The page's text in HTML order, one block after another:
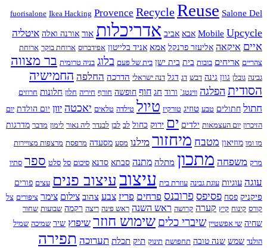
fuorisalone Ikea Hacking Provence Recycle Reuse Salone Del
Mobile Upcycle אבא אביב אדריכלות אור אורנה ואלה איטליה
איים איקאה אליעזר פרנקל אמא אניד בלייטון אפידברוס ארוחת בוקר ארוחת
צהריים אריחים בובות בית בית ישן בית של פעם בלוג בניה טרומית בר מצווה
גבינה גובלן גוון גינה דבש דג דגל דנה ישראלי הדרכה החלפה החמישיה
הסודית הפלגה ווינטג` ורוד חג חוף חופשה חורף חיריה חלון חלונות חרוזים
חתול חתולים טבע טוזיג טורקיז טיול טילדה טלאים יאכטה יוון יום הולדת יום
הזיכרון יום העצמאות ילדים ים ירוק כחול לב לבן לבנדר ליה נאור לימון מדבר מדרגות
מו ומו מוזיאון מטבח מיחזור מילנו מסע מסעדה מרפסת מרצפות מצויירות
מרק משפחה מתכון מתלה מתנה סבתא סדנא סיכום סל סלט ספר סתיו
עוגה עוגיות עוגת גבינה עוזרת בית עיצובעיצוב פנים עצים פורים
פיקניק פסח פסיפס פרובנס פרחים פריז צבע צהוב צילום צימר ציפורים צל
קורס קינוח קיץ קערה קרושה ראש השנה ראש פינה ריצה רקמה שבועות שחור
שחיה שי אפשטיין שיברי כליםשימוש חוזר שיפוץ שיר שמיכה שמיל
הולנד שמש שנה טובה תחפושת תינוק תיק תכלת תערוכה תפירה